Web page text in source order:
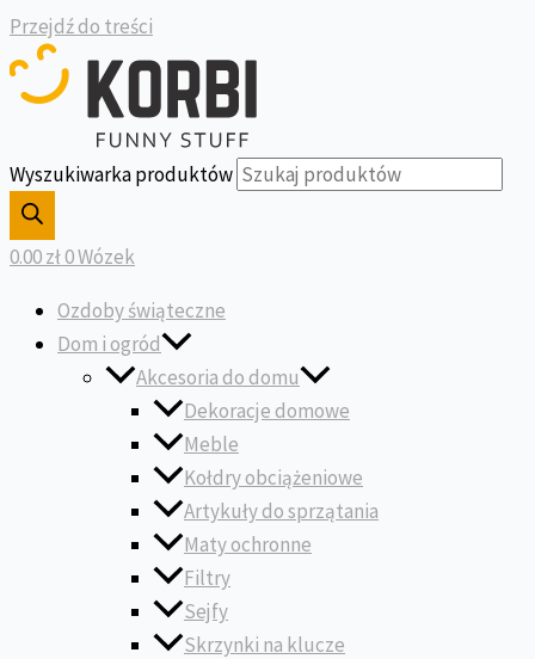
Przejdź do treści
Wyszukiwarka produktów
0.00zł0Wózek
Ozdoby świąteczne
Dom i ogród
Akcesoria do domu
Dekoracje domowe
Meble
Kołdry obciążeniowe
Artykuły do sprzątania
Maty ochronne
Filtry
Sejfy
Skrzynki na klucze